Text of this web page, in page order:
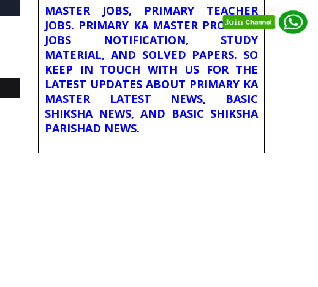
MASTER JOBS, PRIMARY TEACHER
JOBS. PRIMARY KA MASTER PROVIDES
JOBS NOTIFICATION, STUDY
MATERIAL, AND SOLVED PAPERS. SO
KEEP IN TOUCH WITH US FOR THE
LATEST UPDATES ABOUT PRIMARY KA
MASTER LATEST NEWS, BASIC
SHIKSHA NEWS, AND BASIC SHIKSHA
PARISHAD NEWS.